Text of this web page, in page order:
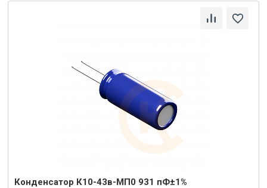
Конденсатор К10-43в-МП0 931 пФ±1%